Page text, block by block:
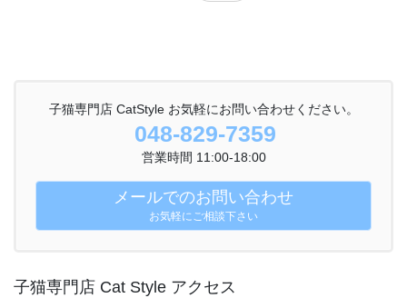
子猫専門店 CatStyle お気軽にお問い合わせください。
048-829-7359
営業時間 11:00-18:00
メールでのお問い合わせ
お気軽にご相談下さい
子猫専門店 Cat Style アクセス